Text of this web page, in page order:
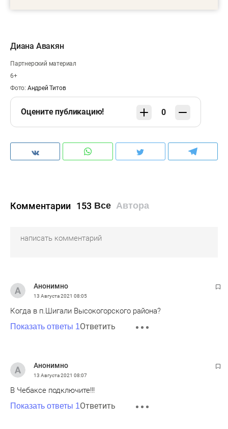
Диана Авакян
Партнерский материал
6+
Фото: Андрей Титов
Оцените публикацию! 0
Комментарии 153 Все Автора
Анонимно
13 Августа 2021 08:05
Когда в п.Шигали Высокогорского района?
Показать ответы 1Ответить
Анонимно
13 Августа 2021 08:07
В Чебаксе подключите!!!
Показать ответы 1Ответить